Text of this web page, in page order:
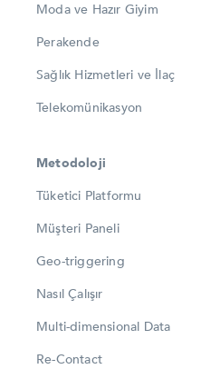
Moda ve Hazır Giyim
Perakende
Sağlık Hizmetleri ve İlaç
Telekomünikasyon
Metodoloji
Tüketici Platformu
Müşteri Paneli
Geo-triggering
Nasıl Çalışır
Multi-dimensional Data
Re-Contact